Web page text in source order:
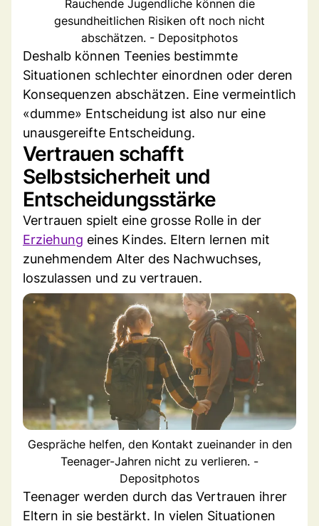
Rauchende Jugendliche können die
gesundheitlichen Risiken oft noch nicht
abschätzen. - Depositphotos
Deshalb können Teenies bestimmte
Situationen schlechter einordnen oder deren
Konsequenzen abschätzen. Eine vermeintlich
«dumme» Entscheidung ist also nur eine
unausgereifte Entscheidung.
Vertrauen schafft
Selbstsicherheit und
Entscheidungsstärke
Vertrauen spielt eine grosse Rolle in der
Erziehung eines Kindes. Eltern lernen mit
zunehmendem Alter des Nachwuchses,
loszulassen und zu vertrauen.
Gespräche helfen, den Kontakt zueinander in den
Teenager-Jahren nicht zu verlieren. -
Depositphotos
Teenager werden durch das Vertrauen ihrer
Eltern in sie bestärkt. In vielen Situationen